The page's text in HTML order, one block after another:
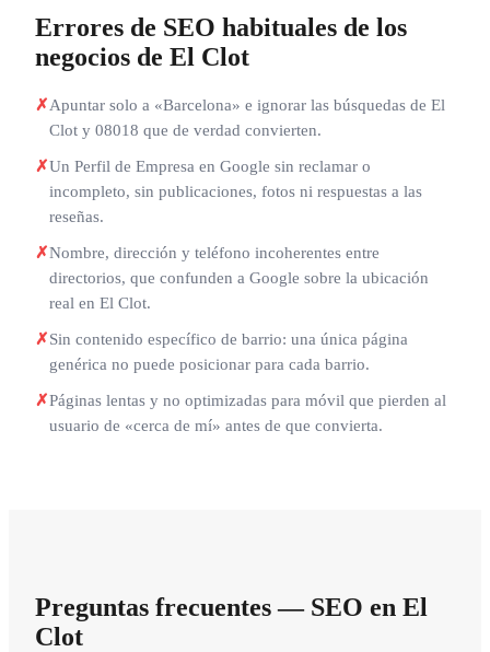
Errores de SEO habituales de los
negocios de El Clot
✗Apuntar solo a «Barcelona» e ignorar las búsquedas de El
Clot y 08018 que de verdad convierten.
✗Un Perfil de Empresa en Google sin reclamar o
incompleto, sin publicaciones, fotos ni respuestas a las
reseñas.
✗Nombre, dirección y teléfono incoherentes entre
directorios, que confunden a Google sobre la ubicación
real en El Clot.
✗Sin contenido específico de barrio: una única página
genérica no puede posicionar para cada barrio.
✗Páginas lentas y no optimizadas para móvil que pierden al
usuario de «cerca de mí» antes de que convierta.
Preguntas frecuentes — SEO en El
Clot